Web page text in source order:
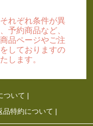
れぞれ条件が異
予約商品など、
品ページやご注
しておりますの
します。
ついて |
品特約について |